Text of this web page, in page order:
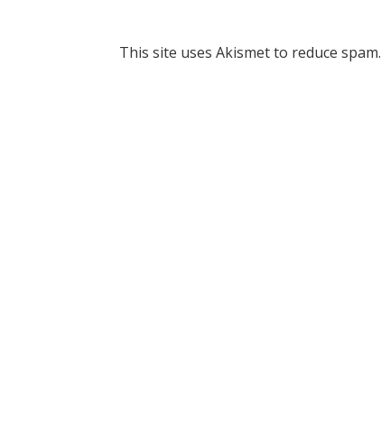
This site uses Akismet to reduce spam.